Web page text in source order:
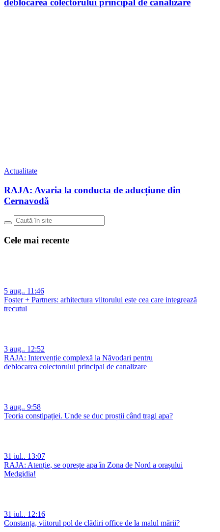
deblocarea colectorului principal de canalizare
Actualitate
RAJA: Avaria la conducta de aducțiune din
Cernavodă
Cele mai recente
5 aug.. 11:46
Foster + Partners: arhitectura viitorului este cea care integrează
trecutul
3 aug.. 12:52
RAJA: Intervenție complexă la Năvodari pentru
deblocarea colectorului principal de canalizare
3 aug.. 9:58
Teoria constipației. Unde se duc proștii când tragi apa?
31 iul.. 13:07
RAJA: Atenție, se oprește apa în Zona de Nord a orașului
Medgidia!
31 iul.. 12:16
Constanța, viitorul pol de clădiri office de la malul mării?